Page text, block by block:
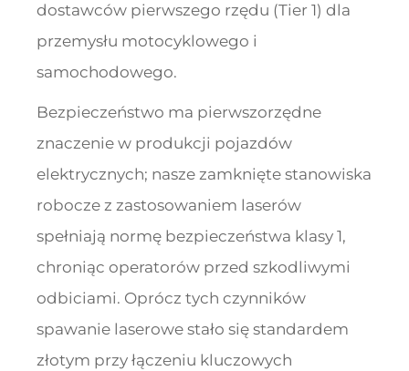
dostawców pierwszego rzędu (Tier 1) dla
przemysłu motocyklowego i
samochodowego.
Bezpieczeństwo ma pierwszorzędne
znaczenie w produkcji pojazdów
elektrycznych; nasze zamknięte stanowiska
robocze z zastosowaniem laserów
spełniają normę bezpieczeństwa klasy 1,
chroniąc operatorów przed szkodliwymi
odbiciami. Oprócz tych czynników
spawanie laserowe stało się standardem
złotym przy łączeniu kluczowych